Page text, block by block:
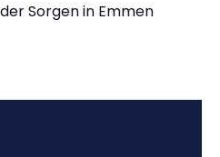
Sorgen in Emmen